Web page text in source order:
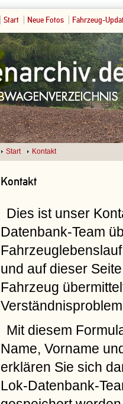
Start Neue Fotos Fahrzeug-
Start Kontakt
Kontakt
Dies ist unser
Datenbank-Team
und auf dieser
Fahrzeug
Mit diesem
Name, Vorname
erklären Sie sich
Lok-Datenbank-